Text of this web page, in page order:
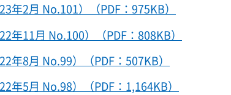
年2月 No.101）（PDF：975KB）
年11月 No.100）（PDF：808KB）
年8月 No.99）（PDF：507KB）
年5月 No.98）（PDF：1,164KB）